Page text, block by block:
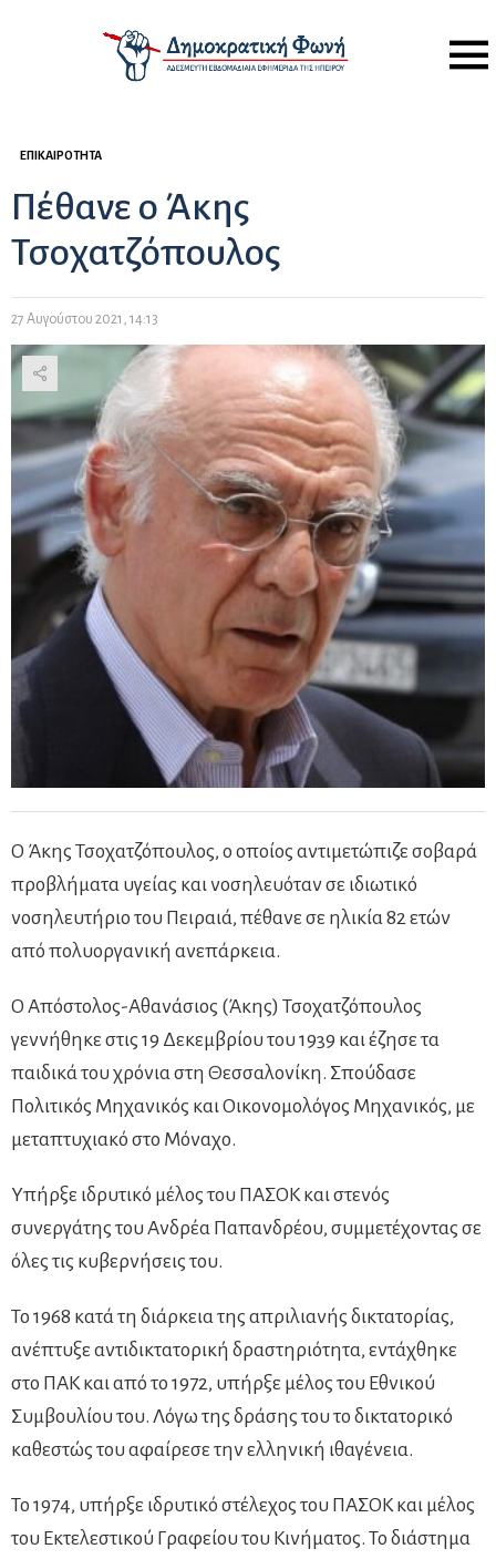
Menu
ΕΠΙΚΑΙΡΌΤΗΤΑ
Πέθανε ο Άκης
Τσοχατζόπουλος
27 Αυγούστου 2021, 14:13
Ο Άκης Τσοχατζόπουλος, ο οποίος αντιμετώπιζε σοβαρά
προβλήματα υγείας και νοσηλευόταν σε ιδιωτικό
νοσηλευτήριο του Πειραιά, πέθανε σε ηλικία 82 ετών
από πολυοργανική ανεπάρκεια.
Ο Απόστολος-Αθανάσιος (Άκης) Τσοχατζόπουλος
γεννήθηκε στις 19 Δεκεμβρίου του 1939 και έζησε τα
παιδικά του χρόνια στη Θεσσαλονίκη. Σπούδασε
Πολιτικός Μηχανικός και Οικονομολόγος Μηχανικός, με
μεταπτυχιακό στο Μόναχο.
Υπήρξε ιδρυτικό μέλος του ΠΑΣΟΚ και στενός
συνεργάτης του Ανδρέα Παπανδρέου, συμμετέχοντας σε
όλες τις κυβερνήσεις του.
Το 1968 κατά τη διάρκεια της απριλιανής δικτατορίας,
ανέπτυξε αντιδικτατορική δραστηριότητα, εντάχθηκε
στο ΠΑΚ και από το 1972, υπήρξε μέλος του Εθνικού
Συμβουλίου του. Λόγω της δράσης του το δικτατορικό
καθεστώς του αφαίρεσε την ελληνική ιθαγένεια.
Το 1974, υπήρξε ιδρυτικό στέλεχος του ΠΑΣΟΚ και μέλος
του Εκτελεστικού Γραφείου του Κινήματος. Το διάστημα